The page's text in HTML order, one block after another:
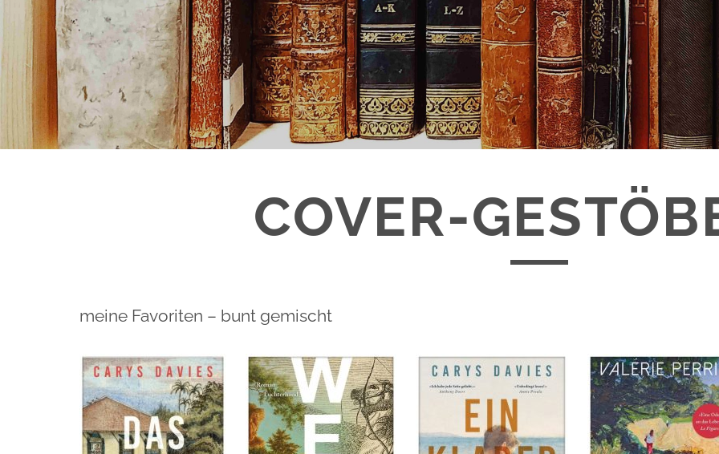
COVER-
meine Favoriten – bunt gemischt